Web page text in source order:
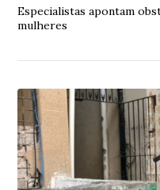
Especialistas apontam
mulheres